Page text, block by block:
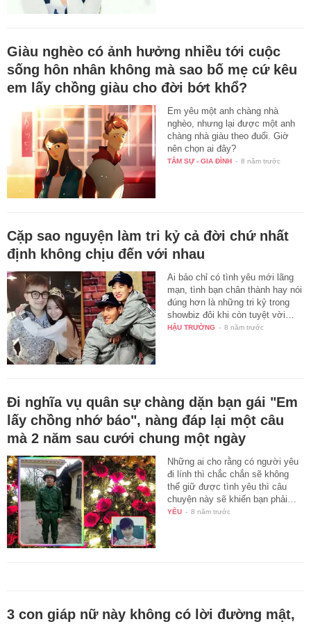
Giàu nghèo có ảnh hưởng nhiều tới cuộc
sống hôn nhân không mà sao bố mẹ cứ kêu
em lấy chồng giàu cho đời bớt khổ?
Em yêu một anh chàng nhà
nghèo, nhưng lại được một anh
chàng nhà giàu theo đuổi. Giờ
nên chọn ai đây?
TÂM SỰ - GIA ĐÌNH - 8 năm trước
Cặp sao nguyện làm tri kỷ cả đời chứ nhất
định không chịu đến với nhau
Ai bảo chỉ có tình yêu mới lãng
mạn, tình bạn chân thành hay nói
đúng hơn là những tri kỷ trong
showbiz đôi khi còn tuyệt vời…
HẬU TRƯỜNG - 8 năm trước
Đi nghĩa vụ quân sự chàng dặn bạn gái "Em
lấy chồng nhớ báo", nàng đáp lại một câu
mà 2 năm sau cưới chung một ngày
Những ai cho rằng có người yêu
đi lính thì chắc chắn sẽ không
thể giữ được tình yêu thì câu
chuyện này sẽ khiến bạn phải…
YÊU - 8 năm trước
3 con giáp nữ này không có lời đường mật,